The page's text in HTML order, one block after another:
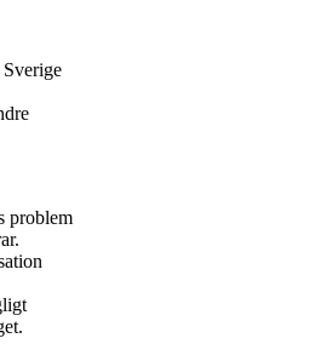
problem